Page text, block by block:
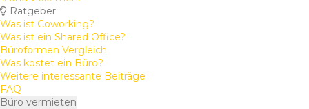
Ratgeber
Was ist Coworking?
Was ist ein Shared Office?
Büroformen Vergleich
Was kostet ein Büro?
Weitere interessante Beiträge
FAQ
Büro vermieten